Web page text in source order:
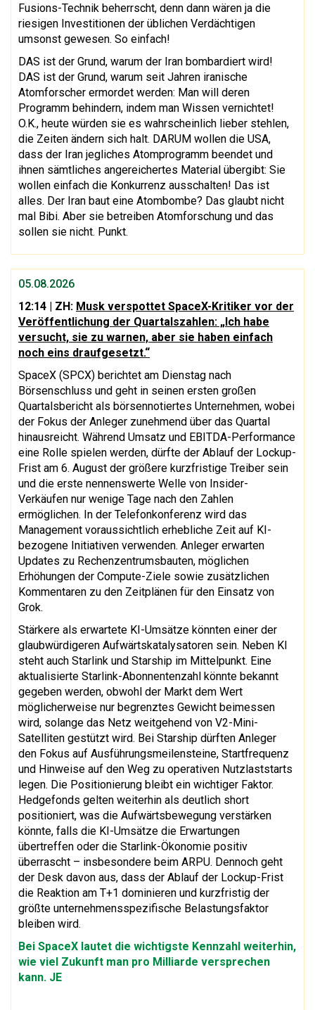
Fusions-Technik beherrscht, denn dann wären ja die
riesigen Investitionen der üblichen Verdächtigen
umsonst gewesen. So einfach!
DAS ist der Grund, warum der Iran bombardiert wird!
DAS ist der Grund, warum seit Jahren iranische
Atomforscher ermordet werden: Man will deren
Programm behindern, indem man Wissen vernichtet!
O.K., heute würden sie es wahrscheinlich lieber stehlen,
die Zeiten ändern sich halt. DARUM wollen die USA,
dass der Iran jegliches Atomprogramm beendet und
ihnen sämtliches angereichertes Material übergibt: Sie
wollen einfach die Konkurrenz ausschalten! Das ist
alles. Der Iran baut eine Atombombe? Das glaubt nicht
mal Bibi. Aber sie betreiben Atomforschung und das
sollen sie nicht. Punkt.
05.08.2026
12:14 | ZH: Musk verspottet SpaceX-Kritiker vor der
Veröffentlichung der Quartalszahlen: „Ich habe
versucht, sie zu warnen, aber sie haben einfach
noch eins draufgesetzt.“
SpaceX (SPCX) berichtet am Dienstag nach
Börsenschluss und geht in seinen ersten großen
Quartalsbericht als börsennotiertes Unternehmen, wobei
der Fokus der Anleger zunehmend über das Quartal
hinausreicht. Während Umsatz und EBITDA-Performance
eine Rolle spielen werden, dürfte der Ablauf der Lockup-
Frist am 6. August der größere kurzfristige Treiber sein
und die erste nennenswerte Welle von Insider-
Verkäufen nur wenige Tage nach den Zahlen
ermöglichen. In der Telefonkonferenz wird das
Management voraussichtlich erhebliche Zeit auf KI-
bezogene Initiativen verwenden. Anleger erwarten
Updates zu Rechenzentrumsbauten, möglichen
Erhöhungen der Compute-Ziele sowie zusätzlichen
Kommentaren zu den Zeitplänen für den Einsatz von
Grok.
Stärkere als erwartete KI-Umsätze könnten einer der
glaubwürdigeren Aufwärtskatalysatoren sein. Neben KI
steht auch Starlink und Starship im Mittelpunkt. Eine
aktualisierte Starlink-Abonnentenzahl könnte bekannt
gegeben werden, obwohl der Markt dem Wert
möglicherweise nur begrenztes Gewicht beimessen
wird, solange das Netz weitgehend von V2-Mini-
Satelliten gestützt wird. Bei Starship dürften Anleger
den Fokus auf Ausführungsmeilensteine, Startfrequenz
und Hinweise auf den Weg zu operativen Nutzlaststarts
legen. Die Positionierung bleibt ein wichtiger Faktor.
Hedgefonds gelten weiterhin als deutlich short
positioniert, was die Aufwärtsbewegung verstärken
könnte, falls die KI-Umsätze die Erwartungen
übertreffen oder die Starlink-Ökonomie positiv
überrascht – insbesondere beim ARPU. Dennoch geht
der Desk davon aus, dass der Ablauf der Lockup-Frist
die Reaktion am T+1 dominieren und kurzfristig der
größte unternehmensspezifische Belastungsfaktor
bleiben wird.
Bei SpaceX lautet die wichtigste Kennzahl weiterhin,
wie viel Zukunft man pro Milliarde versprechen
kann. JE